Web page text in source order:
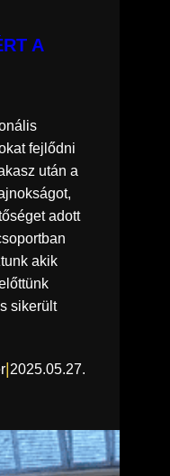
A
fejlődni
után a
adott
akik
sikerült
2025.05.27.